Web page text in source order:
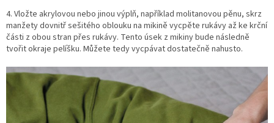
4. Vložte akrylovou nebo jinou výplň, například molitanovou pěnu, skrz
manžety dovnitř sešitého oblouku na mikině vycpěte rukávy až ke krční
části z obou stran přes rukávy. Tento úsek z mikiny bude následně
tvořit okraje pelíšku. Můžete tedy vycpávat dostatečně nahusto.